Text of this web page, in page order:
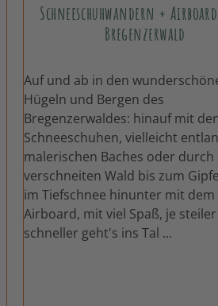
Schneeschuhwandern +
Bregenzerwald
Auf und ab in den
Hügeln und Bergen des
Bregenzerwaldes: hinauf mit
Schneeschuhen, vielleicht
malerischen Baches oder
verschneiten Wald bis zum
im Tiefschnee hinunter mit dem
Airboard, mit viel Spaß, je
schneller geht's ins Tal ...